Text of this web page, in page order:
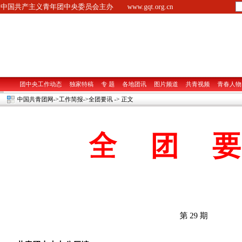
中国共产主义青年团中央委员会主办 www.gqt.org.cn
团中央工作动态 独家特稿 专 题 各地团讯 图片频道 共青视频 青春人物
中国共青团网->工作简报->全团要讯 -> 正文
第 29 期